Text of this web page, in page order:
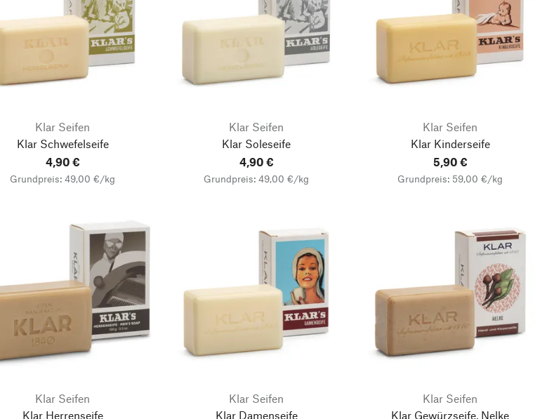
Klar Seifen
Klar Schwefelseife
4,90 €
Grundpreis: 49,00 €/kg
Klar Seifen
Klar Soleseife
4,90 €
Grundpreis: 49,00 €/kg
Klar Seifen
Klar Kinderseife
5,90 €
Grundpreis: 59,00 €/kg
Klar Seifen
Klar Herrenseife
Klar Seifen
Klar Damenseife
Klar Seifen
Klar Gewürzseife, Nelke